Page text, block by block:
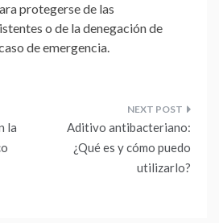
protegerse de las
o de la denegación de
de emergencia.
la
Aditivo antibacteriano:
¿Qué es y cómo puedo
utilizarlo?